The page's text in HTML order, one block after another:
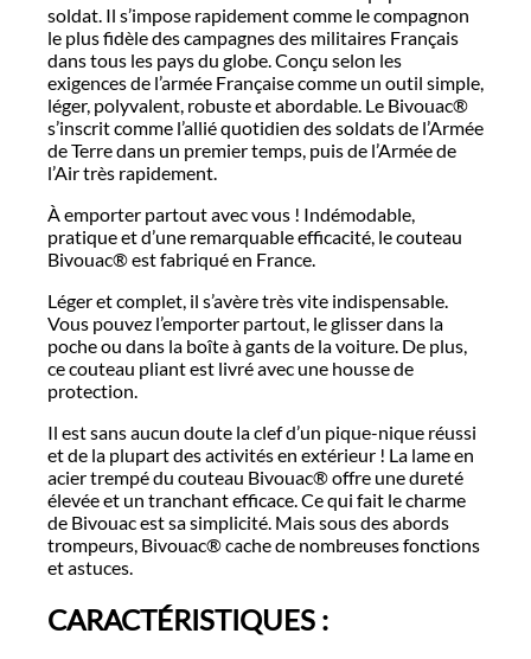
soldat. Il s’impose rapidement comme le compagnon
le plus fidèle des campagnes des militaires Français
dans tous les pays du globe. Conçu selon les
exigences de l’armée Française comme un outil simple,
léger, polyvalent, robuste et abordable. Le Bivouac®
s’inscrit comme l’allié quotidien des soldats de l’Armée
de Terre dans un premier temps, puis de l’Armée de
l’Air très rapidement.
À emporter partout avec vous ! Indémodable,
pratique et d’une remarquable efficacité, le couteau
Bivouac® est fabriqué en France.
Léger et complet, il s’avère très vite indispensable.
Vous pouvez l’emporter partout, le glisser dans la
poche ou dans la boîte à gants de la voiture. De plus,
ce couteau pliant est livré avec une housse de
protection.
Il est sans aucun doute la clef d’un pique-nique réussi
et de la plupart des activités en extérieur ! La lame en
acier trempé du couteau Bivouac® offre une dureté
élevée et un tranchant efficace. Ce qui fait le charme
de Bivouac est sa simplicité. Mais sous des abords
trompeurs, Bivouac® cache de nombreuses fonctions
et astuces.
CARACTÉRISTIQUES :